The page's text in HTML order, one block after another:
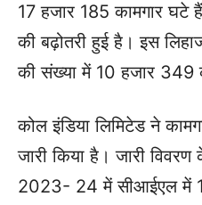
17 हजार 185 कामगार घटे
की बढ़ोतरी हुई है। इस
की संख्या में 10 हजार 349
कोल इंडिया लिमिटेड ने
जारी किया है। जारी विवरण
2023- 24 में सीआईएल में